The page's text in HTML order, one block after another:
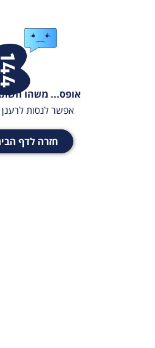
אופס... משהו
אפשר לנסות
חזרה לדף